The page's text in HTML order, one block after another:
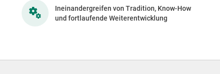
Ineinandergreifen von Tradition, Know-How
und fortlaufende Weiterentwicklung